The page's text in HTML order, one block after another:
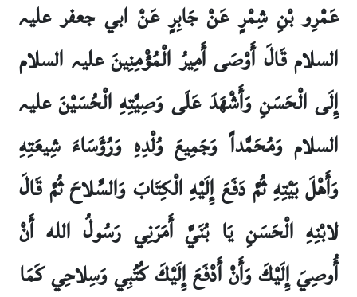
عَمْرِو بْنِ شِمْرٍ عَنْ جَابِرٍ عَنْ ابي جعفر علیہ
السلام قَالَ أَوْصَى أَمِيرُ الْمُؤْمِنِينَ علیہ السلام
إِلَى الْحَسَنِ وَأَشْهَدَ عَلَى وَصِيَّتِهِ الْحُسَيْنَ علیہ
السلام وَمُحَمَّداً وَجَمِيعَ وُلْدِهِ وَرُؤَسَاءَ شِيعَتِهِ
وَأَهْلَ بَيْتِهِ ثُمَّ دَفَعَ إِلَيْهِ الْكِتَابَ وَالسِّلاحَ ثُمَّ قَالَ
لابْنِهِ الْحَسَنِ يَا بُنَيَّ أَمَرَنِي رَسُولُ الله أَنْ
أُوصِيَ إِلَيْكَ وَأَنْ أَدْفَعَ إِلَيْكَ كُتُبِي وَسِلاحِي كَمَا